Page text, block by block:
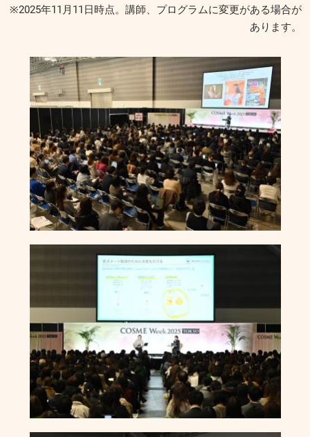
※2025年11月11日時点。講師、プログラムに変更がある場合が
あります。